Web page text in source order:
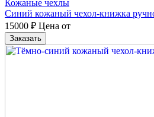
Кожаные чехлы
Синий кожаный чехол-книжка
15000 ₽ Цена от
Заказать